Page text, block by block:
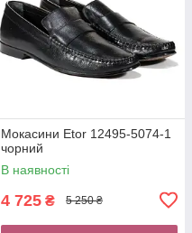
Мокасини Etor 12495-5074-1
чорний
В наявності
4 725 ₴ 5 250 ₴